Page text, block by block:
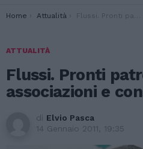
You are here:
Home Attualità Flussi. Pronti patronati, associazioni e consulenti
ATTUALITÀ
Flussi. Pronti
associazioni e
di Elvio Pasca
14 Gennaio 2011, 19:35